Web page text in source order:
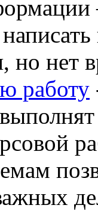
но нет
работу